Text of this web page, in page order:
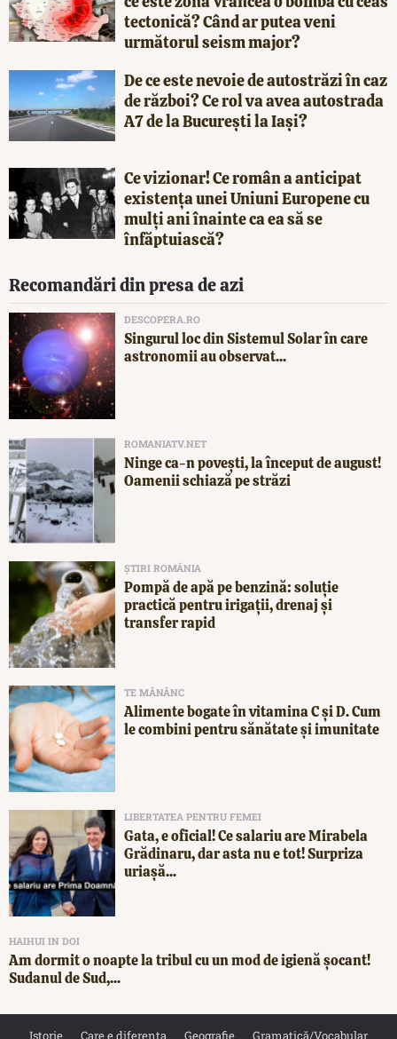
tectonică? Când ar putea veni
următorul seism major?
De ce este nevoie de autostrăzi în caz
de război? Ce rol va avea autostrada
A7 de la București la Iași?
Ce vizionar! Ce român a anticipat
existența unei Uniuni Europene cu
mulți ani înainte ca ea să se
înfăptuiască?
Recomandări din presa de azi
DESCOPERA.RO
Singurul loc din Sistemul Solar în care
astronomii au observat...
ROMANIATV.NET
Ninge ca-n povești, la început de august!
Oamenii schiază pe străzi
ȘTIRI ROMÂNIA
Pompă de apă pe benzină: soluție
practică pentru irigații, drenaj și
transfer rapid
TE MĂNÂNC
Alimente bogate în vitamina C și D. Cum
le combini pentru sănătate și imunitate
LIBERTATEA PENTRU FEMEI
Gata, e oficial! Ce salariu are Mirabela
Grădinaru, dar asta nu e tot! Surpriza
uriașă...
HAIHUI IN DOI
Am dormit o noapte la tribul cu un mod de igienă șocant!
Sudanul de Sud,...
Istorie Care e diferența Geografie Gramatică/Vocabular